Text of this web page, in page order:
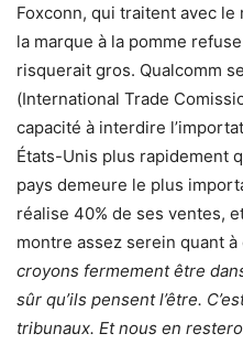
Foxconn, qui traitent avec
la marque à la pomme
risquerait gros. Qualcomm
(International Trade
capacité à interdire
États-Unis plus rapidement
pays demeure le plus
réalise 40% de ses ventes,
montre assez serein quant à
croyons fermement être
sûr qu’ils pensent l’être.
tribunaux. Et nous en